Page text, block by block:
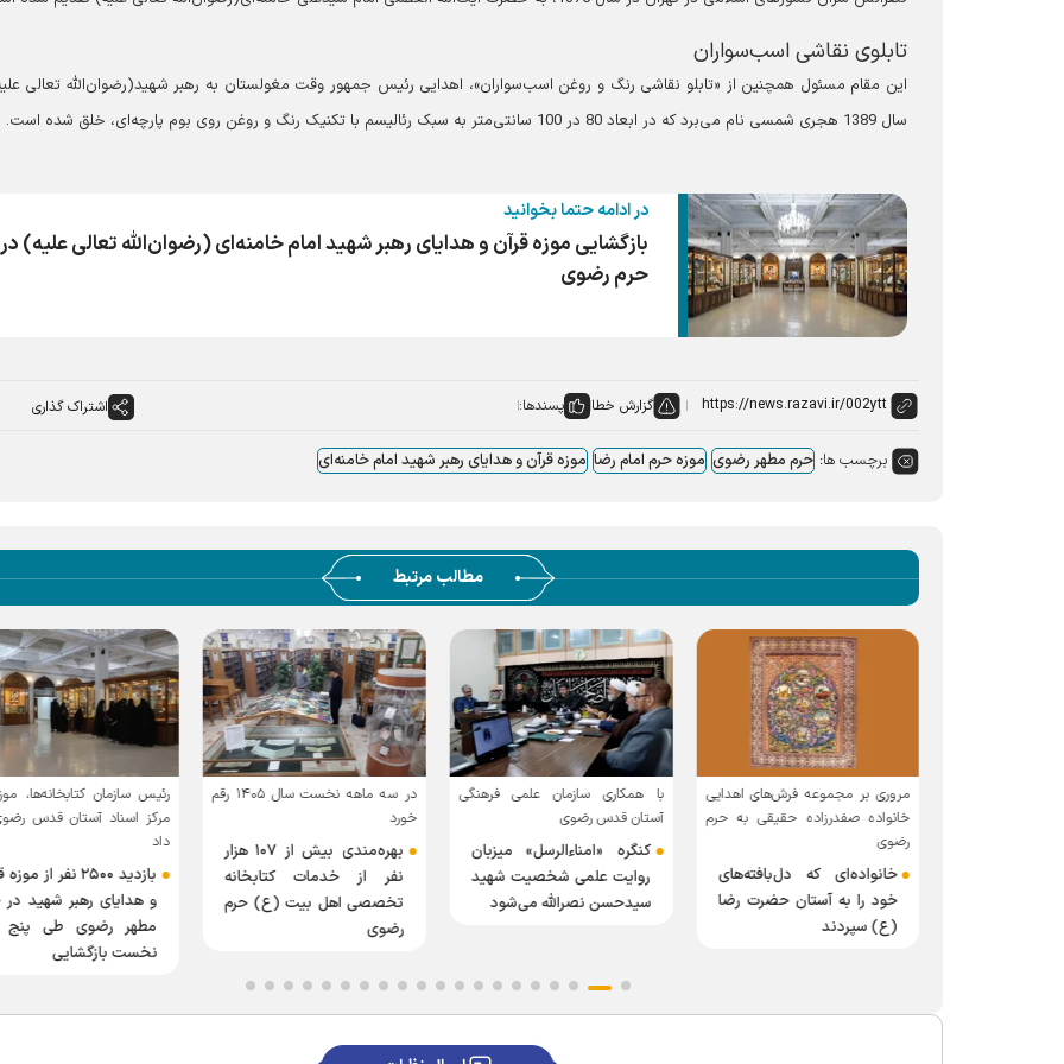
تابلوی نقاشی اسب‌سواران
این مقام مسئول همچنین از «تابلو نقاشی رنگ و روغن اسب‌سواران»، اهدایی رئیس جمهور وقت مغولستان به رهبر شهید(رضوان‌الله تعالی
سال 1389 هجری شمسی نام می‌برد که در ابعاد 80 در 100 سانتی‌متر به سبک رئالیسم با تکنیک رنگ و روغن روی بوم پارچه‌ای، خلق شده است.
در ادامه حتما بخوانید
بازگشایی موزه قرآن و هدایای رهبر شهید امام خامنه‌ای (رضوان‌الله تعالی علیه) در
حرم رضوی
گزارش خطا پسندها: اشتراک گذاری
برچسب ها: حرم مطهر رضوی موزه حرم امام رضا موزه قرآن و هدایای رهبر شهید امام خامنه‌ای
مطالب مرتبط
مروری بر مجموعه فرش‌های اهدایی
خانواده صفدرزاده حقیقی به حرم
رضوی
خانواده‌ای که دل‌بافته‌های
خود را به آستان حضرت رضا
(ع) سپردند
با همکاری سازمان علمی فرهنگی
آستان قدس رضوی
کنگره «امناءالرسل» میزبان
روایت علمی شخصیت شهید
سیدحسن نصرالله می‌شود
در سه ماهه نخست سال ۱۴۰۵ رقم
خورد
بهره‌مندی بیش از ۱۰۷ هزار
نفر از خدمات کتابخانه
تخصصی اهل بیت (ع) حرم
رضوی
رئیس سازمان کتابخانه‌ها،
مرکز اسناد آستان قدس
داد
بازدید ۲۵۰۰ نفر از
و هدایای رهبر شهید در
مطهر رضوی طی پنج
نخست بازگشایی